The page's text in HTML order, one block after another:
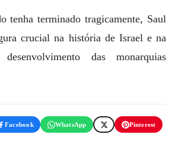
tenha terminado tragicamente, Saul
crucial na história de Israel e na
das monarquias
Facebook WhatsApp Pinterest